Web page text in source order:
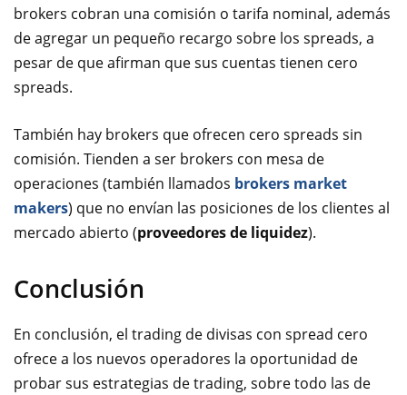
brokers cobran una comisión o tarifa nominal, además
de agregar un pequeño recargo sobre los spreads, a
pesar de que afirman que sus cuentas tienen cero
spreads.
También hay brokers que ofrecen cero spreads sin
comisión. Tienden a ser brokers con mesa de
operaciones (también llamados brokers market
makers) que no envían las posiciones de los clientes al
mercado abierto (proveedores de liquidez).
Conclusión
En conclusión, el trading de divisas con spread cero
ofrece a los nuevos operadores la oportunidad de
probar sus estrategias de trading, sobre todo las de